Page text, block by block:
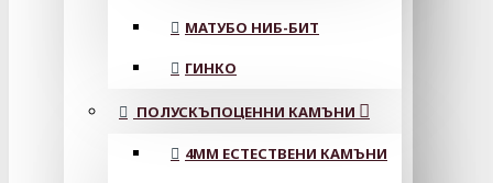
МАТУБО НИБ-БИТ
ГИНКО
ПОЛУСКЪПОЦЕННИ КАМЪНИ
4MM ЕСТЕСТВЕНИ КАМЪНИ